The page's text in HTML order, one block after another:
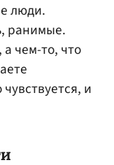
люди.
ранимые.
чем-то, что
и